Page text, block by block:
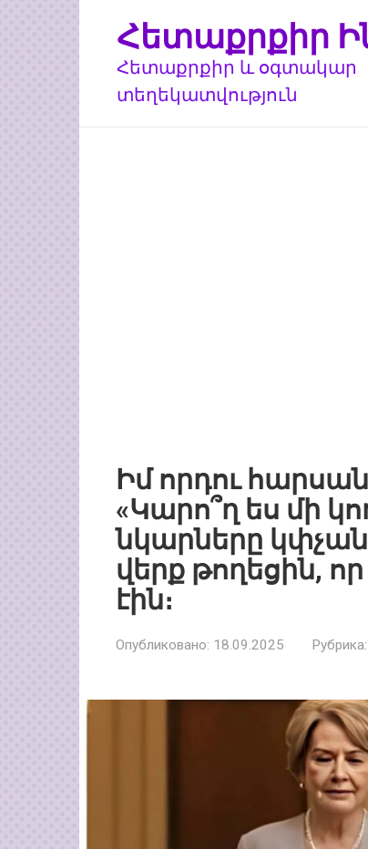
Հետաքրքիր
Հետաքրքիր և օգտակար
տեղեկատվություն
Իմ որդու
«Կարո՞ղ ես մի
նկարները
վերք թողեցին,
էին։
Опубликовано: 18.09.2025 Рубрика: